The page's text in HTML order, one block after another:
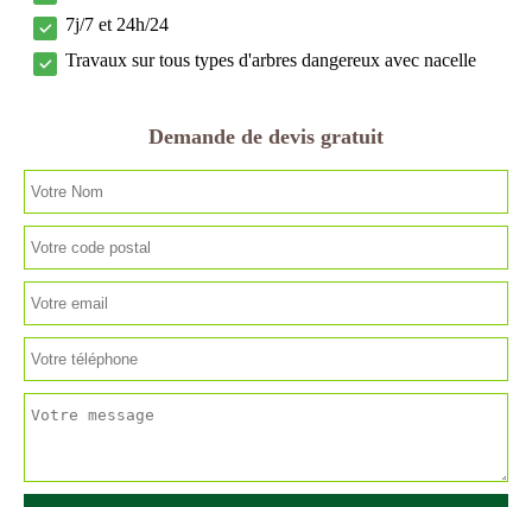
7j/7 et 24h/24
Travaux sur tous types d'arbres dangereux avec nacelle
Demande de devis gratuit